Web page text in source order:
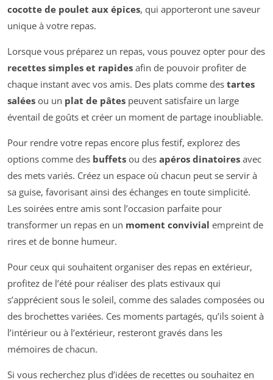
cocotte de poulet aux épices, qui apporteront une saveur
unique à votre repas.
Lorsque vous préparez un repas, vous pouvez opter pour des
recettes simples et rapides afin de pouvoir profiter de
chaque instant avec vos amis. Des plats comme des tartes
salées ou un plat de pâtes peuvent satisfaire un large
éventail de goûts et créer un moment de partage inoubliable.
Pour rendre votre repas encore plus festif, explorez des
options comme des buffets ou des apéros dinatoires avec
des mets variés. Créez un espace où chacun peut se servir à
sa guise, favorisant ainsi des échanges en toute simplicité.
Les soirées entre amis sont l’occasion parfaite pour
transformer un repas en un moment convivial empreint de
rires et de bonne humeur.
Pour ceux qui souhaitent organiser des repas en extérieur,
profitez de l’été pour réaliser des plats estivaux qui
s’apprécient sous le soleil, comme des salades composées ou
des brochettes variées. Ces moments partagés, qu’ils soient à
l’intérieur ou à l’extérieur, resteront gravés dans les
mémoires de chacun.
Si vous recherchez plus d’idées de recettes ou souhaitez en